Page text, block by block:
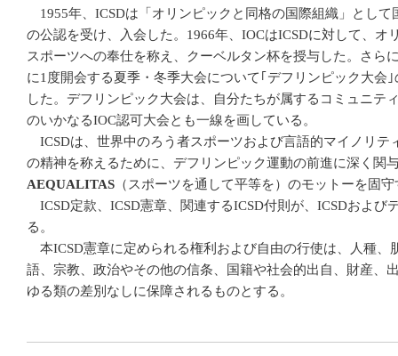
1955年、ICSDは「オリンピックと同格の国際組織」として
の公認を受け、入会した。1966年、IOCはICSDに対して、オ
スポーツへの奉仕を称え、クーベルタン杯を授与した。さら
に1度開会する夏季・冬季大会について｢デフリンピック大会
した。デフリンピック大会は、自分たちが属するコミュニテ
のいかなるIOC認可大会とも一線を画している。
ICSDは、世界中のろう者スポーツおよび言語的マイノリテ
の精神を称えるために、デフリンピック運動の前進に深く関
AEQUALITAS （スポーツを通して平等を）のモットーを固
ICSD定款、ICSD憲章、関連するICSD付則が、ICSDおよび
る。
本ICSD憲章に定められる権利および自由の行使は、人種、
語、宗教、政治やその他の信条、国籍や社会的出自、財産、
ゆる類の差別なしに保障されるものとする。